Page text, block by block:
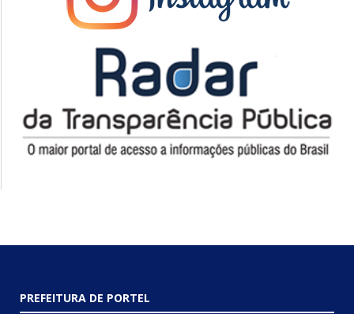
PREFEITURA DE PORTEL